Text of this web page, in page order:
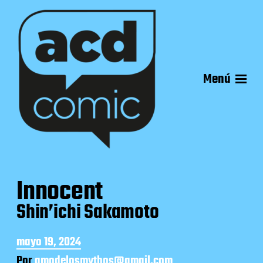
Menú
Innocent
Shin’ichi Sakamoto
F
e
mayo 19, 2024